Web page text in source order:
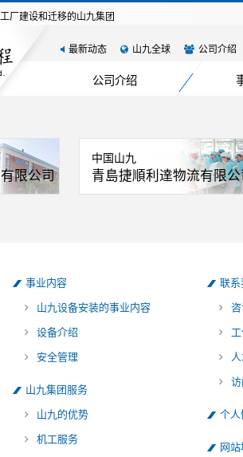
厂建设和迁移的山九集团
最新动态 山九全球 公司介绍
公司介绍
限公司
中国山九
青島捷順利達物流有限
事业内容
山九设备安装的事业内容
设备介绍
安全管理
山九集团服务
山九的优势
机工服务
联系
个人
网站